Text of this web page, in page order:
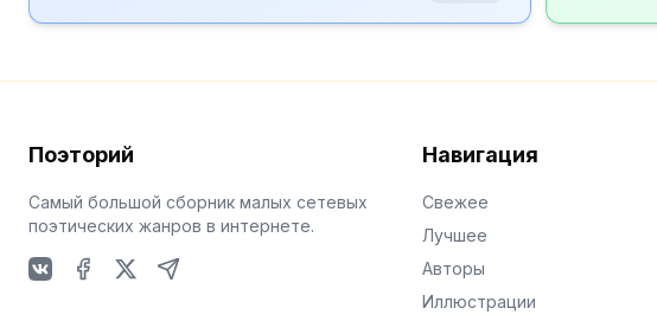
Поэторий
Самый большой сборник малых сетевых
поэтических жанров в интернете.
Навигация
Свежее
Лучшее
Авторы
Иллюстрации